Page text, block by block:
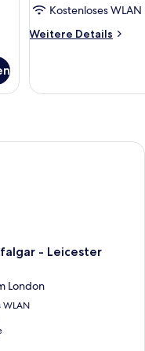
Kostenloses WLAN
Weitere Details
Weitere
- Leicester
London
WLAN
- Leicester Square